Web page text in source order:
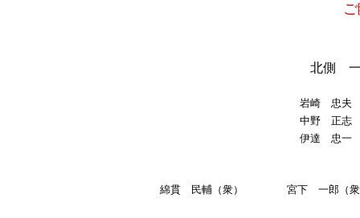
北側 一
岩崎 忠夫
中野 正志
伊達 忠一
綿貫 民輔（衆） 宮下 一郎（